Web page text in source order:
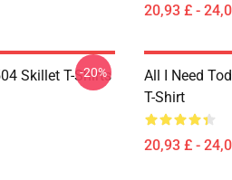
20,93 £ -
Skillet T-Shirts
-20%
All I Need
T-Shirt
20,93 £ -